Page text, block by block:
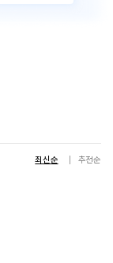
최신순 추천순